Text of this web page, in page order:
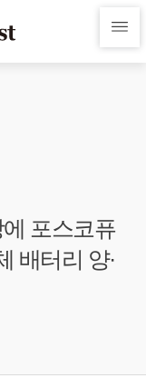
포스코퓨
배터리 양·